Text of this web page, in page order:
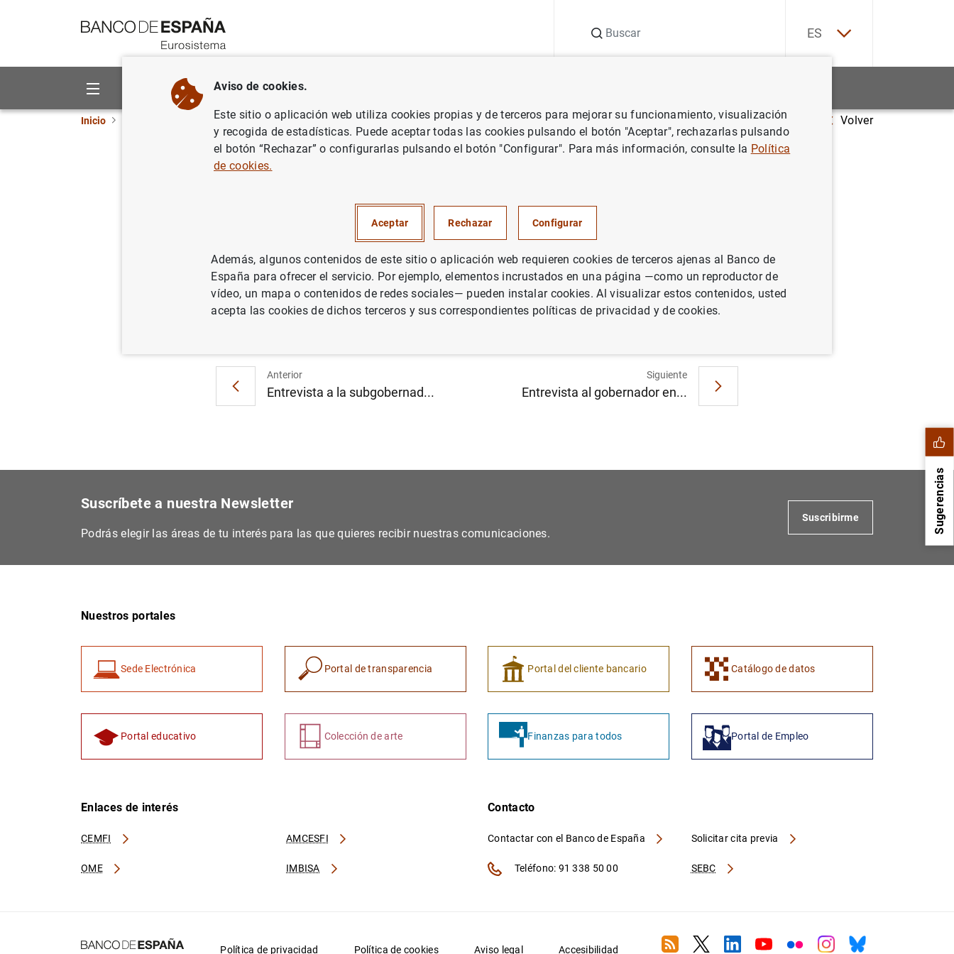
ES
Sobre el Banco Áreas de actuación
Inicio Noticias del Banco de España Artículos y entrevistas Artículo del gobernador en El País Volver
Artículo del gobernador en El País
Artículo del gobernador en El País (100 KB)
Anterior
Entrevista a la subgobernad...
Siguiente
Entrevista al gobernador en...
Sugerencias
1
Suscríbete a nuestra Newsletter
Podrás elegir las áreas de tu interés para las que quieres recibir nuestras comunicaciones.
Suscribirme
Nuestros portales
Sede Electrónica Portal de transparencia Portal del cliente bancario Catálogo de datos
Portal educativo Colección de arte Finanzas para todos Portal de Empleo
Enlaces de interés
CEMFI AMCESFI
OME IMBISA
Contacto
Contactar con el Banco de España
SEBC
Solicitar cita previa
Teléfono: 91 338 50 00
Política de privacidad Política de cookies Aviso legal Accesibilidad RSS TwitterLinkedin
YoutubeFlickrInstagram
Bluesky
Aviso de cookies.
Este sitio o aplicación web utiliza cookies propias y de terceros para mejorar su funcionamiento, visualización
y recogida de estadísticas. Puede aceptar todas las cookies pulsando el botón "Aceptar", rechazarlas pulsando
el botón “Rechazar” o configurarlas pulsando el botón "Configurar". Para más información, consulte la Política
de cookies.
Aceptar Rechazar Configurar
Además, algunos contenidos de este sitio o aplicación web requieren cookies de terceros ajenas al Banco de
España para ofrecer el servicio. Por ejemplo, elementos incrustados en una página —como un reproductor de
vídeo, un mapa o contenidos de redes sociales— pueden instalar cookies. Al visualizar estos contenidos, usted
acepta las cookies de dichos terceros y sus correspondientes políticas de privacidad y de cookies.